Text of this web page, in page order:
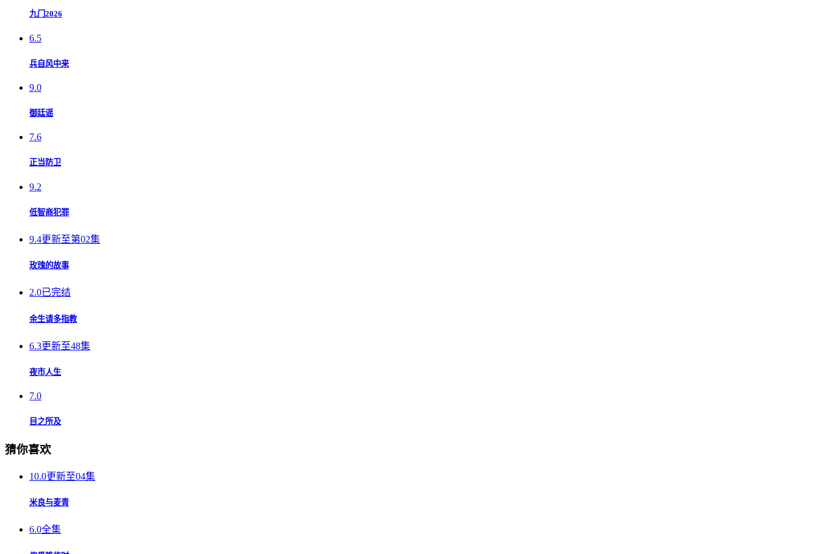
九门2026
6.5
兵自风中来
9.0
御廷谣
7.6
正当防卫
9.2
低智商犯罪
9.4更新至第02集
玫瑰的故事
2.0已完结
余生请多指教
6.3更新至48集
夜市人生
7.0
目之所及
猜你喜欢
10.0更新至04集
米良与麦青
6.0全集